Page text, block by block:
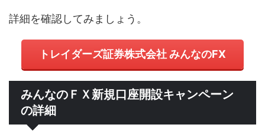
詳細を確認してみましょう。
トレイダーズ証券株式会社 みんなのFX
みんなのＦＸ新規口座開設キャンペーン
の詳細